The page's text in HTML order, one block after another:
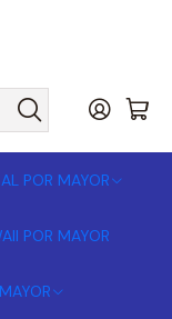
POR MAYOR
POR MAYOR